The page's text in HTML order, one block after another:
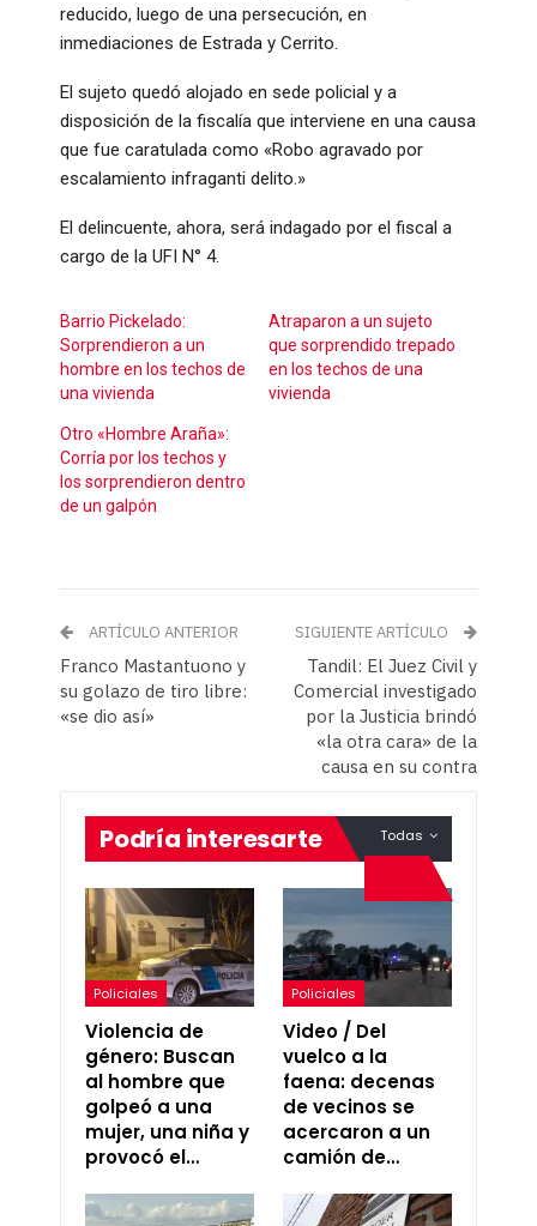
reducido, luego de una persecución, en
inmediaciones de Estrada y Cerrito.
El sujeto quedó alojado en sede policial y a
disposición de la fiscalía que interviene en una causa
que fue caratulada como «Robo agravado por
escalamiento infraganti delito.»
El delincuente, ahora, será indagado por el fiscal a
cargo de la UFI N° 4.
Barrio Pickelado:
Sorprendieron a un
hombre en los techos de
una vivienda
Atraparon a un sujeto
que sorprendido trepado
en los techos de una
vivienda
Otro «Hombre Araña»:
Corría por los techos y
los sorprendieron dentro
de un galpón
ARTÍCULO ANTERIOR
Franco Mastantuono y
su golazo de tiro libre:
«se dio así»
SIGUIENTE ARTÍCULO
Tandil: El Juez Civil y
Comercial investigado
por la Justicia brindó
«la otra cara» de la
causa en su contra
Todas
Podría interesarte
Policiales
Violencia de
género: Buscan
al hombre que
golpeó a una
mujer, una niña y
provocó el…
Policiales
Video / Del
vuelco a la
faena: decenas
de vecinos se
acercaron a un
camión de…